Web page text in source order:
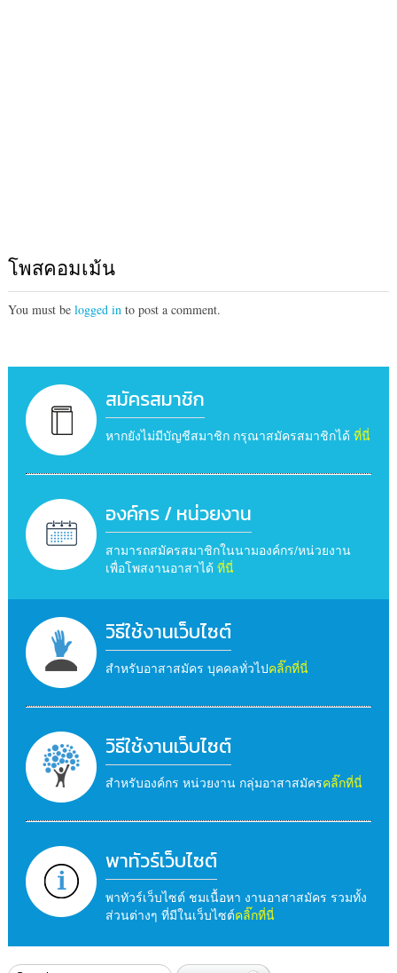
โพสคอมเม้น
You must be logged into post a comment.
สมัครสมาชิก
หากยังไม่มีบัญชีสมาชิก กรุณาสมัครสมาชิกได้ ที่นี่
องค์กร / หน่วยงาน
สามารถสมัครสมาชิกในนามองค์กร/หน่วยงาน
เพื่อโพสงานอาสาได้ ที่นี่
วิธีใช้งานเว็บไซต์
สำหรับอาสาสมัคร บุคคลทั่วไปคลิ๊กที่นี่
วิธีใช้งานเว็บไซต์
สำหรับองค์กร หน่วยงาน กลุ่มอาสาสมัครคลิ๊กที่นี่
พาทัวร์เว็บไซต์
พาทัวร์เว็บไซต์ ชมเนื้อหา งานอาสาสมัคร รวมทั้ง
ส่วนต่างๆ ที่มีในเว็บไซต์คลิ๊กที่นี่